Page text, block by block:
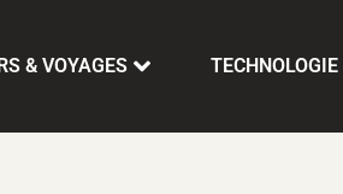
& VOYAGES